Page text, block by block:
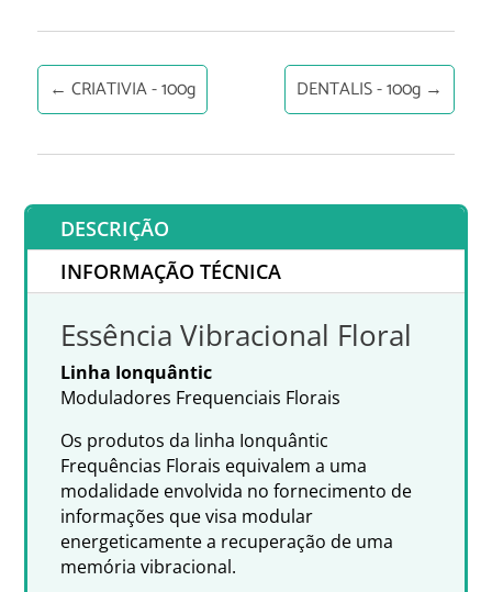
← CRIATIVIA - 100g DENTALIS - 100g →
DESCRIÇÃO
INFORMAÇÃO TÉCNICA
Essência Vibracional Floral
Linha Ionquântic
Moduladores Frequenciais Florais
Os produtos da linha Ionquântic
Frequências Florais equivalem a uma
modalidade envolvida no fornecimento de
informações que visa modular
energeticamente a recuperação de uma
memória vibracional.